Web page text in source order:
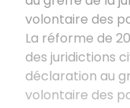
volontaire des
La réforme de
des juridictions
déclaration au
volontaire des